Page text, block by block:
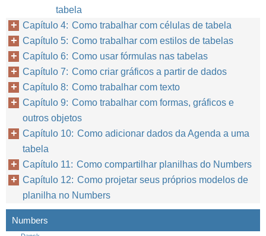
tabela
Capítulo 4: Como trabalhar com células de tabela
Capítulo 5: Como trabalhar com estilos de tabelas
Capítulo 6: Como usar fórmulas nas tabelas
Capítulo 7: Como criar gráficos a partir de dados
Capítulo 8: Como trabalhar com texto
Capítulo 9: Como trabalhar com formas, gráficos e
outros objetos
Capítulo 10: Como adicionar dados da Agenda a uma
tabela
Capítulo 11: Como compartilhar planilhas do Numbers
Capítulo 12: Como projetar seus próprios modelos de
planilha no Numbers
Numbers